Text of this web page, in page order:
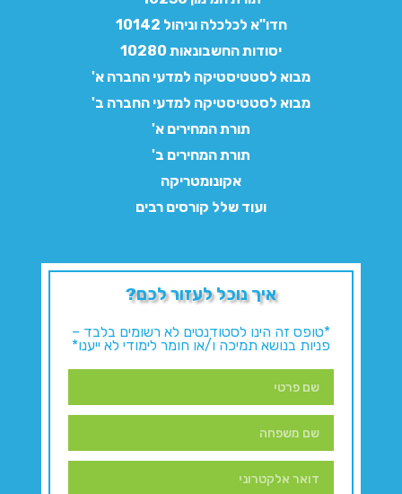
חדו"א לכלכלה וניהול 10142
יסודות החשבונאות 10280
מבוא לסטטיסטיקה למדעי החברה א'
מבוא לסטטיסטיקה למדעי החברה ב'
תורת המחירים א'
תורת המחירים ב'
אקונומטריקה
ועוד שלל קורסים רבים
איך נוכל לעזור לכם?
*טופס זה הינו לסטודנטים לא רשומים בלבד –
פניות בנושא תמיכה ו/או חומר לימודי לא ייענו*